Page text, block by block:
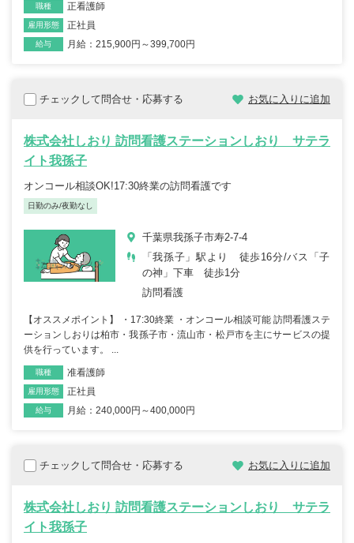
職種 正看護師
雇用形態 正社員
給与 月給：215,900円～399,700円
チェックして問合せ・応募する お気に入りに追加
株式会社しおり 訪問看護ステーションしおり サテラ
イト我孫子
オンコール相談OK!17:30終業の訪問看護です
日勤のみ/夜勤なし
千葉県我孫子市寿2-7-4
「我孫子」駅より 徒歩16分/バス「子
の神」下車 徒歩1分
訪問看護
【オススメポイント】 ・17:30終業 ・オンコール相談可能 訪問看護ステ
ーションしおりは柏市・我孫子市・流山市・松戸市を主にサービスの提
供を行っています。 ...
職種 准看護師
雇用形態 正社員
給与 月給：240,000円～400,000円
チェックして問合せ・応募する お気に入りに追加
株式会社しおり 訪問看護ステーションしおり サテラ
イト我孫子